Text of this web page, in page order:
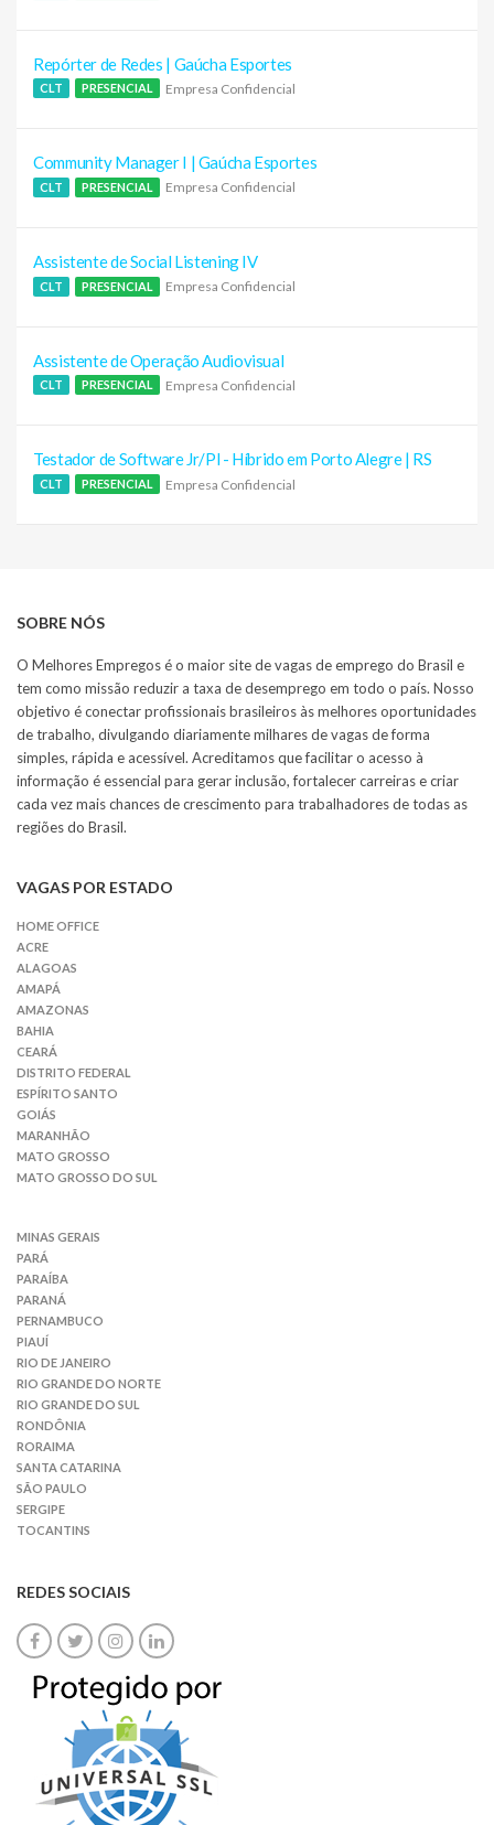
Repórter de Redes | Gaúcha Esportes
CLT PRESENCIAL Empresa Confidencial
Community Manager I | Gaúcha Esportes
CLT PRESENCIAL Empresa Confidencial
Assistente de Social Listening IV
CLT PRESENCIAL Empresa Confidencial
Assistente de Operação Audiovisual
CLT PRESENCIAL Empresa Confidencial
Testador de Software Jr/Pl - Híbrido em Porto Alegre | RS
CLT PRESENCIAL Empresa Confidencial
SOBRE NÓS
O Melhores Empregos é o maior site de vagas de emprego do Brasil e
tem como missão reduzir a taxa de desemprego em todo o país. Nosso
objetivo é conectar profissionais brasileiros às melhores oportunidades
de trabalho, divulgando diariamente milhares de vagas de forma
simples, rápida e acessível. Acreditamos que facilitar o acesso à
informação é essencial para gerar inclusão, fortalecer carreiras e criar
cada vez mais chances de crescimento para trabalhadores de todas as
regiões do Brasil.
VAGAS POR ESTADO
HOME OFFICE
ACRE
ALAGOAS
AMAPÁ
AMAZONAS
BAHIA
CEARÁ
DISTRITO FEDERAL
ESPÍRITO SANTO
GOIÁS
MARANHÃO
MATO GROSSO
MATO GROSSO DO SUL
MINAS GERAIS
PARÁ
PARAÍBA
PARANÁ
PERNAMBUCO
PIAUÍ
RIO DE JANEIRO
RIO GRANDE DO NORTE
RIO GRANDE DO SUL
RONDÔNIA
RORAIMA
SANTA CATARINA
SÃO PAULO
SERGIPE
TOCANTINS
REDES SOCIAIS